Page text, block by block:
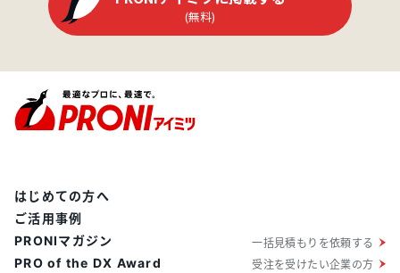
(無料)
はじめての方へ
ご活用事例
PRONIマガジン
PRO of the DX Award
一括見積もりを依頼する
受注を受けたい企業の方